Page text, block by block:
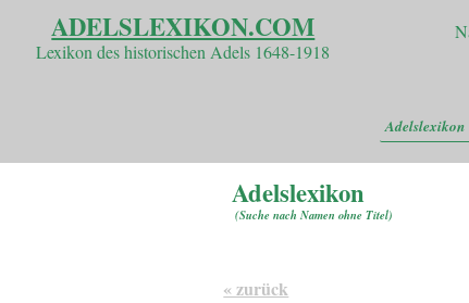
ADELSLEXIKON.COM
Lexikon des historischen Adels 1648-1918
Adelslexikon
Adelslexikon
(Suche nach Namen ohne Titel)
« zurück